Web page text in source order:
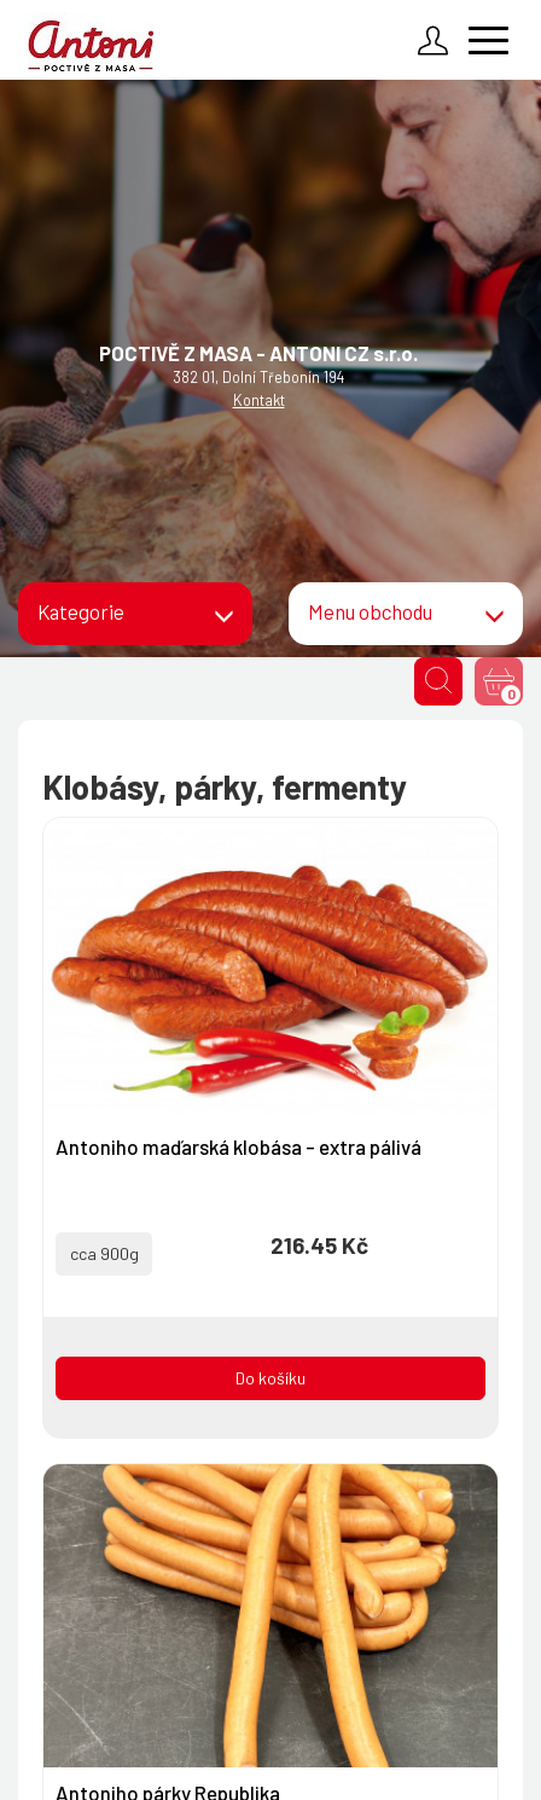
Kde vyzvednout
Oceněné výrobky
Registrovat účet Zapomenuté heslo
POCTIVĚ Z MASA - ANTONI CZ s.r.o.
382 01, Dolní Třebonín 194
Kontakt
0
Kategorie Menu obchodu
Klobásy, párky, fermenty
Antoniho maďarská klobása - extra pálivá
cca 900g 216.45 Kč
Do košíku
Antoniho párky Republika